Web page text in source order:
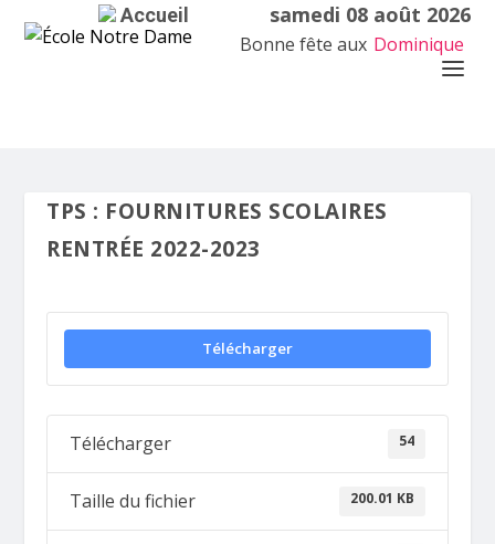
Accueil samedi 08 août 2026
Bonne fête aux Dominique
TPS : FOURNITURES SCOLAIRES
RENTRÉE 2022-2023
Télécharger
Télécharger 54
Taille du fichier 200.01 KB